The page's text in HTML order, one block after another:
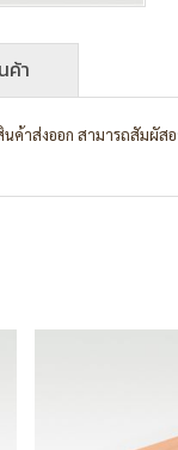
ค้า
าส่งออก สามารถสัมผั